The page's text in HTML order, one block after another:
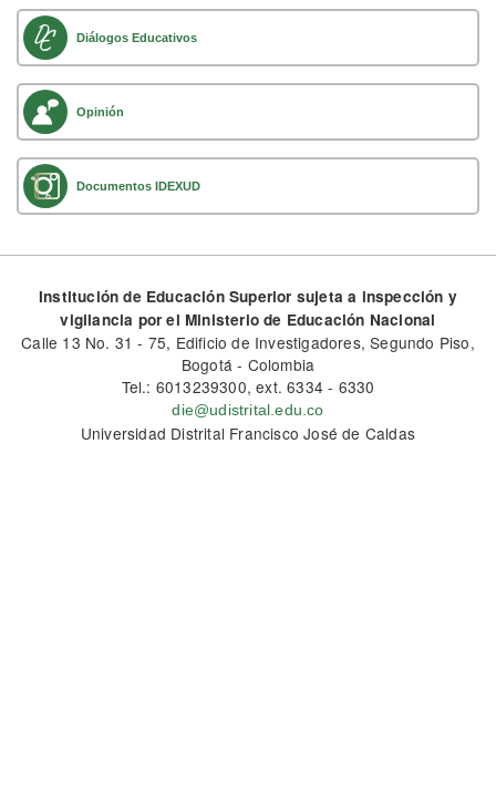
Diálogos Educativos
Opinión
Documentos IDEXUD
Institución de Educación Superior sujeta a inspección y
vigilancia por el Ministerio de Educación Nacional
Calle 13 No. 31 - 75, Edificio de Investigadores, Segundo Piso,
Bogotá - Colombia
Tel.: 6013239300, ext. 6334 - 6330
die@udistrital.edu.co
Universidad Distrital Francisco José de Caldas